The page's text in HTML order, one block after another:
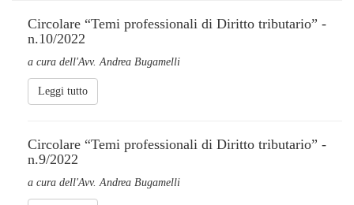
Circolare “Temi professionali di Diritto tributario” -
n.10/2022
a cura dell'Avv. Andrea Bugamelli
Leggi tutto
Circolare “Temi professionali di Diritto tributario” -
n.9/2022
a cura dell'Avv. Andrea Bugamelli